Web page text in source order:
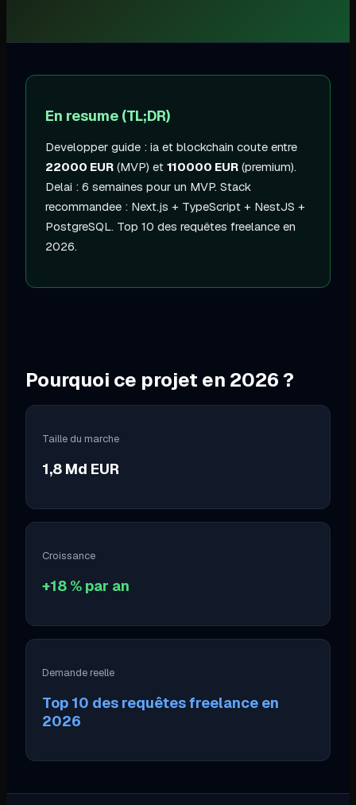
En resume (TL;DR)
Developper guide : ia et blockchain coute entre
22000 EUR (MVP) et 110000 EUR (premium).
Delai : 6 semaines pour un MVP. Stack
recommandee : Next.js + TypeScript + NestJS +
PostgreSQL. Top 10 des requêtes freelance en
2026.
Pourquoi ce projet en 2026?
Taille du marche
1,8 Md EUR
Croissance
+18 % par an
Demande reelle
Top 10 des requêtes freelance en
2026